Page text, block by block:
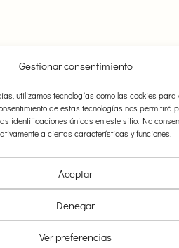
Gestionar consentimiento
utilizamos tecnologías como las cookies
de estas tecnologías nos permitirá
identificaciones únicas en este sitio. No
a ciertas características y funciones.
Aceptar
Denegar
Ver preferencias